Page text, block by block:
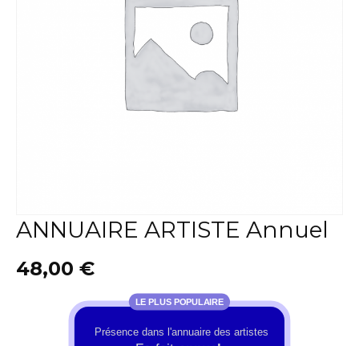
ANNUAIRE ARTISTE Annuel
48,00 €